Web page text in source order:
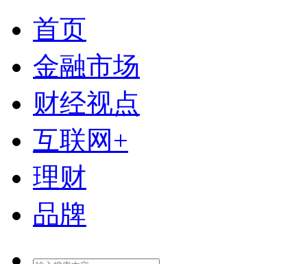
首页
金融市场
财经视点
互联网+
理财
品牌